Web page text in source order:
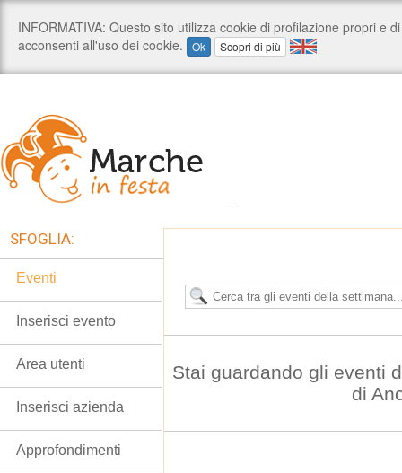
Stai guardando gli eventi
di
SFOGLIA:
Eventi
Inserisci evento
Area utenti
Inserisci azienda
Approfondimenti